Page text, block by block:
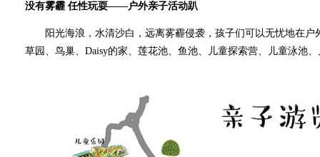
没有雾霾 任性玩耍——户外亲子活动趴
阳光海浪，水清沙白，远离雾霾侵袭，孩子们可以无忧地在户
草园、鸟巢、Daisy的家、莲花池、鱼池、儿童探索营、儿童泳池